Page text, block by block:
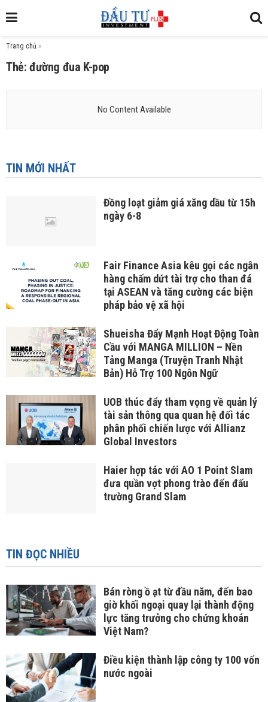
Trang chủ »
Thẻ: đường đua K-pop
No Content Available
TIN MỚI NHẤT
Đồng loạt giảm giá xăng dầu từ 15h
ngày 6-8
Fair Finance Asia kêu gọi các ngân
hàng chấm dứt tài trợ cho than đá
tại ASEAN và tăng cường các biện
pháp bảo vệ xã hội
Shueisha Đẩy Mạnh Hoạt Động Toàn
Cầu với MANGA MILLION – Nền
Tảng Manga (Truyện Tranh Nhật
Bản) Hỗ Trợ 100 Ngôn Ngữ
UOB thúc đẩy tham vọng về quản lý
tài sản thông qua quan hệ đối tác
phân phối chiến lược với Allianz
Global Investors
Haier hợp tác với AO 1 Point Slam
đưa quần vợt phong trào đến đấu
trường Grand Slam
TIN ĐỌC NHIỀU
Bán ròng ồ ạt từ đầu năm, đến bao
giờ khối ngoại quay lại thành động
lực tăng trưởng cho chứng khoán
Việt Nam?
Điều kiện thành lập công ty 100 vốn
nước ngoài